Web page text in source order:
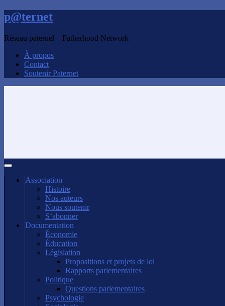
p@ternet
Réseau paternel – Fatherhood Network
À propos
Contact
Soutenir Paternet
Association
Histoire
Nos auteurs
Nous soutenir
S’abonner
Documentation
Économie
Éducation
Législation
Propositions et projets de loi
Rapports parlementaires
Politique
Questions parlementaires
Psychologie